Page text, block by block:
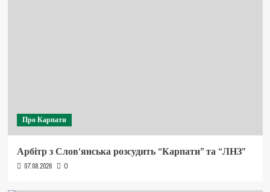
Про Карпати
Арбітр з Слов‘янська розсудить “Карпати” та “ЛНЗ”
07.08.2026 0